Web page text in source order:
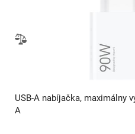
USB-A nabíjačka, maximálny
A